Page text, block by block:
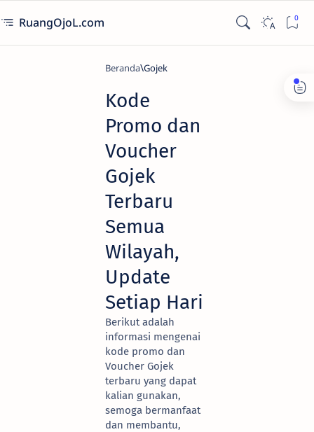
RuangOjoL.com
Beranda Gojek
Kode
Promo dan
Voucher
Gojek
Terbaru
Semua
Wilayah,
Update
Setiap Hari
Berikut adalah
informasi mengenai
kode promo dan
Voucher Gojek
terbaru yang dapat
kalian gunakan,
semoga bermanfaat
dan membantu,